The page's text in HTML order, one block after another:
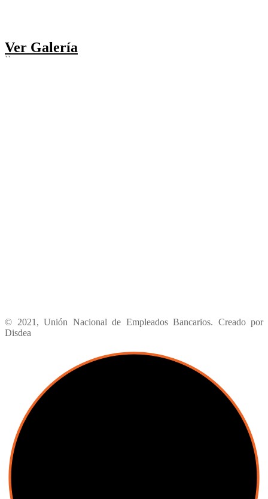
Ver Galería
``
© 2021, Unión Nacional de Empleados Bancarios. Creado por
Disdea